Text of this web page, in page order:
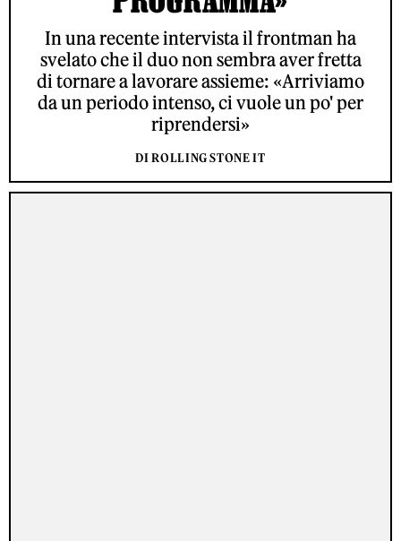
In una recente intervista il frontman ha
svelato che il duo non sembra aver fretta
di tornare a lavorare assieme: «Arriviamo
da un periodo intenso, ci vuole un po' per
riprendersi»
DI ROLLING STONE IT